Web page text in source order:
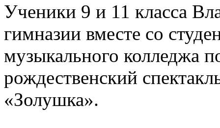
Ученики 9 и 11 класса
гимназии вместе со
музыкального колледжа
рождественский
«Золушка».